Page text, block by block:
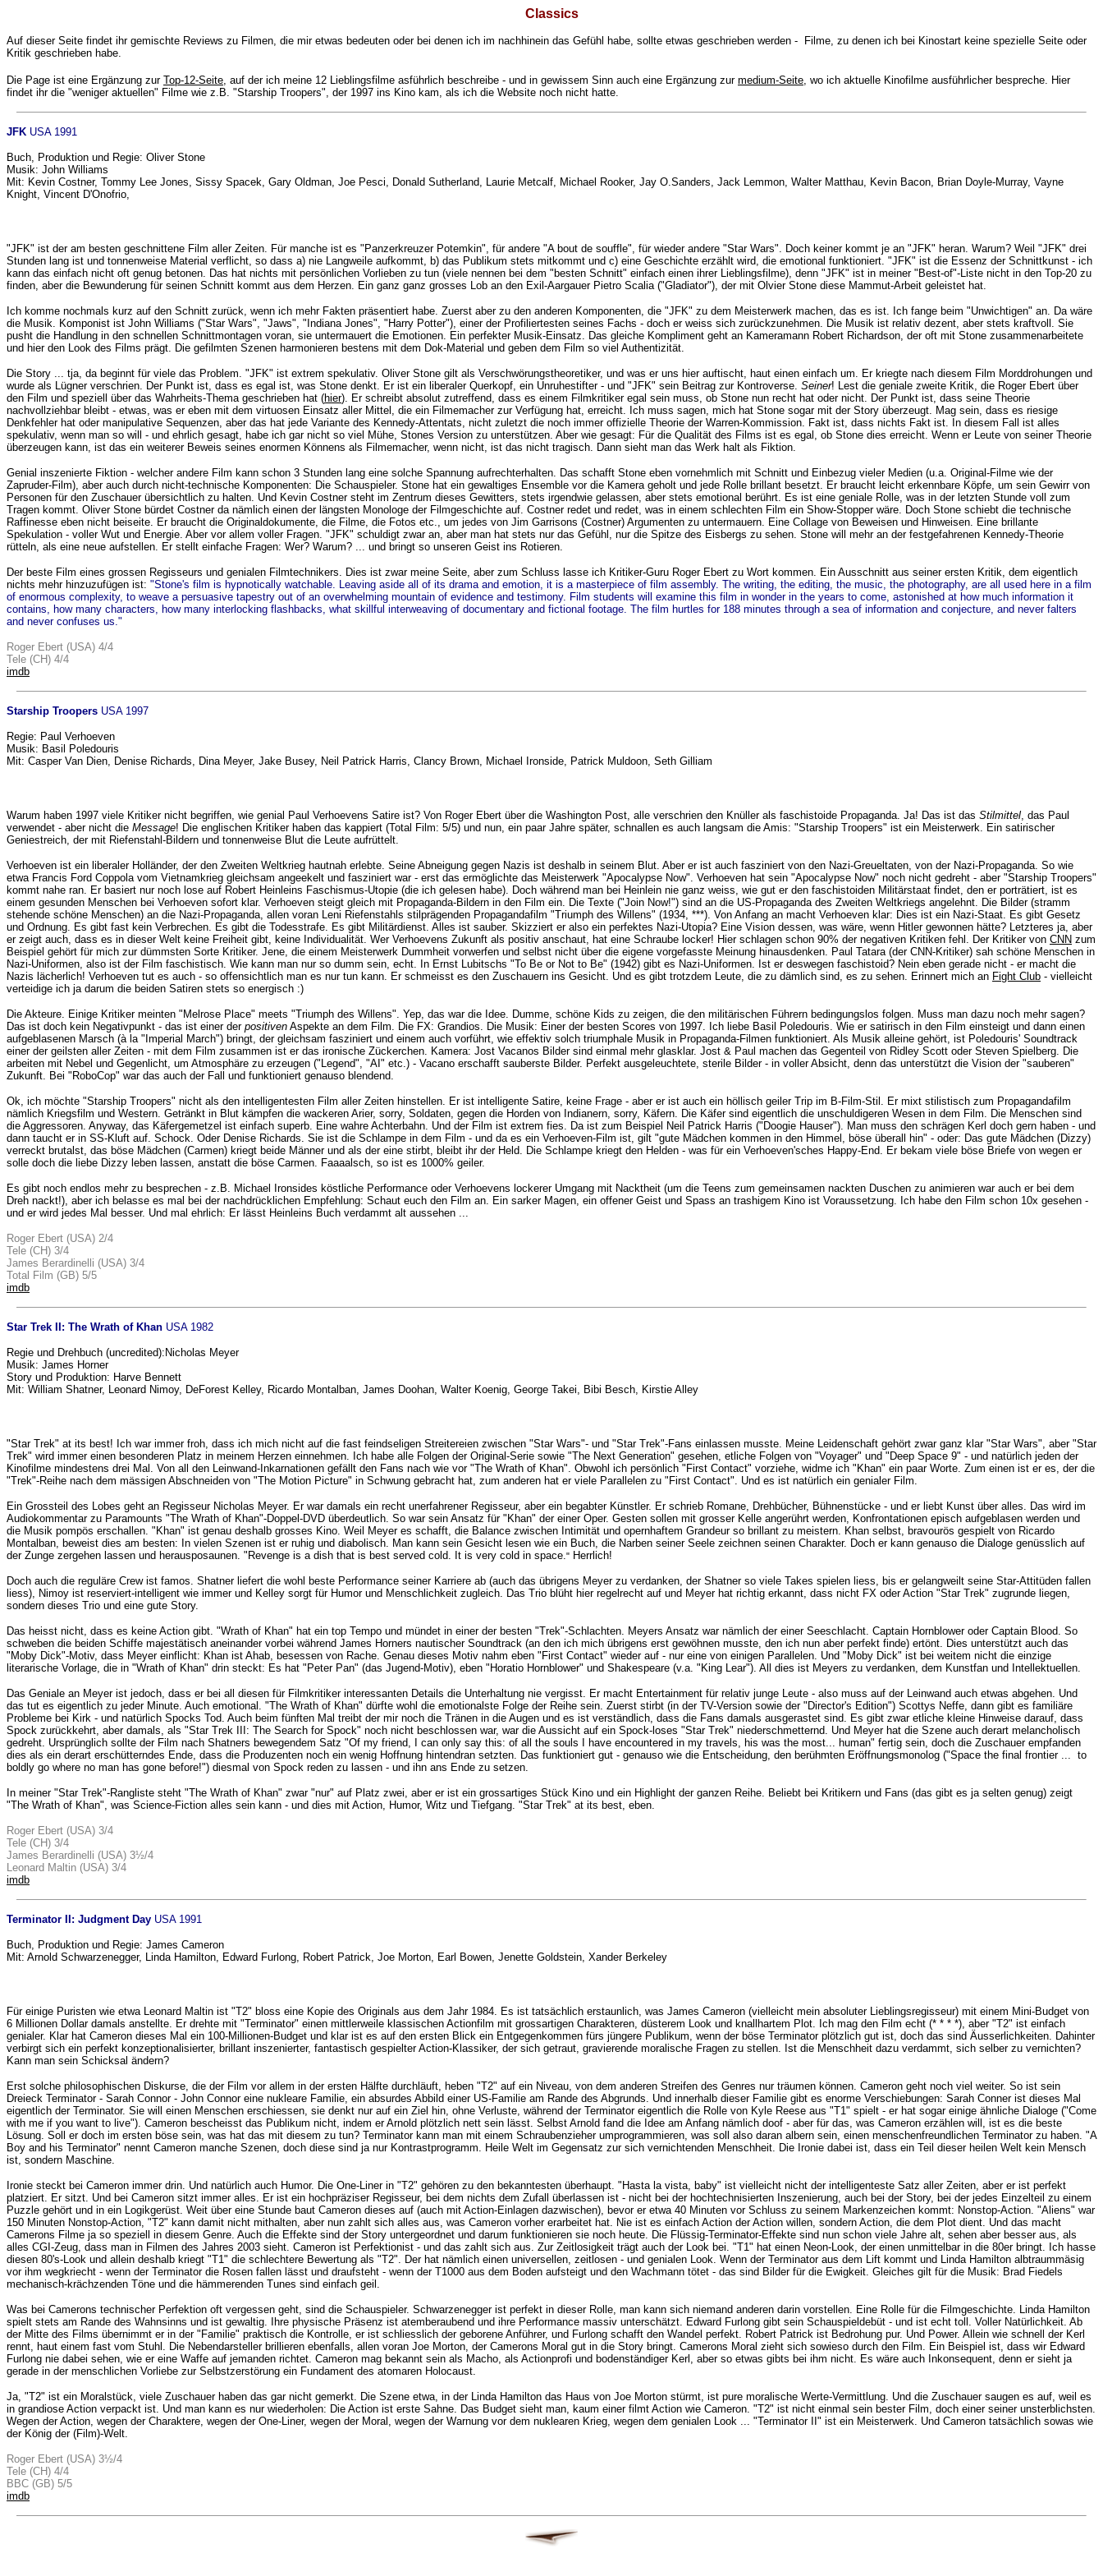
Classics
Auf dieser Seite findet ihr gemischte Reviews zu Filmen, die mir etwas bedeuten oder bei denen ich im nachhinein das Gefühl habe, sollte etwas geschrieben werden - Filme, zu denen ich bei Kinostart keine spezielle Seite oder
Kritik geschrieben habe.
Die Page ist eine Ergänzung zur Top-12-Seite, auf der ich meine 12 Lieblingsfilme asführlich beschreibe - und in gewissem Sinn auch eine Ergänzung zur medium-Seite, wo ich aktuelle Kinofilme ausführlicher bespreche. Hier
findet ihr die "weniger aktuellen" Filme wie z.B. "Starship Troopers", der 1997 ins Kino kam, als ich die Website noch nicht hatte.
JFK USA 1991
Buch, Produktion und Regie: Oliver Stone
Musik: John Williams
Mit: Kevin Costner, Tommy Lee Jones, Sissy Spacek, Gary Oldman, Joe Pesci, Donald Sutherland, Laurie Metcalf, Michael Rooker, Jay O.Sanders, Jack Lemmon, Walter Matthau, Kevin Bacon, Brian Doyle-Murray, Vayne
Knight, Vincent D'Onofrio,
"JFK" ist der am besten geschnittene Film aller Zeiten. Für manche ist es "Panzerkreuzer Potemkin", für andere "A bout de souffle", für wieder andere "Star Wars". Doch keiner kommt je an "JFK" heran. Warum? Weil "JFK" drei
Stunden lang ist und tonnenweise Material verflicht, so dass a) nie Langweile aufkommt, b) das Publikum stets mitkommt und c) eine Geschichte erzählt wird, die emotional funktioniert. "JFK" ist die Essenz der Schnittkunst - ich
kann das einfach nicht oft genug betonen. Das hat nichts mit persönlichen Vorlieben zu tun (viele nennen bei dem "besten Schnitt" einfach einen ihrer Lieblingsfilme), denn "JFK" ist in meiner "Best-of"-Liste nicht in den Top-20 zu
finden, aber die Bewunderung für seinen Schnitt kommt aus dem Herzen. Ein ganz ganz grosses Lob an den Exil-Aargauer Pietro Scalia ("Gladiator"), der mit Olvier Stone diese Mammut-Arbeit geleistet hat.
Ich komme nochmals kurz auf den Schnitt zurück, wenn ich mehr Fakten präsentiert habe. Zuerst aber zu den anderen Komponenten, die "JFK" zu dem Meisterwerk machen, das es ist. Ich fange beim "Unwichtigen" an. Da wäre
die Musik. Komponist ist John Williams ("Star Wars", "Jaws", "Indiana Jones", "Harry Potter"), einer der Profiliertesten seines Fachs - doch er weiss sich zurückzunehmen. Die Musik ist relativ dezent, aber stets kraftvoll. Sie
pusht die Handlung in den schnellen Schnittmontagen voran, sie untermauert die Emotionen. Ein perfekter Musik-Einsatz. Das gleiche Kompliment geht an Kameramann Robert Richardson, der oft mit Stone zusammenarbeitete
und hier den Look des Films prägt. Die gefilmten Szenen harmonieren bestens mit dem Dok-Material und geben dem Film so viel Authentizität.
Die Story ... tja, da beginnt für viele das Problem. "JFK" ist extrem spekulativ. Oliver Stone gilt als Verschwörungstheoretiker, und was er uns hier auftischt, haut einen einfach um. Er kriegte nach diesem Film Morddrohungen und
wurde als Lügner verschrien. Der Punkt ist, dass es egal ist, was Stone denkt. Er ist ein liberaler Querkopf, ein Unruhestifter - und "JFK" sein Beitrag zur Kontroverse. Seiner! Lest die geniale zweite Kritik, die Roger Ebert über
den Film und speziell über das Wahrheits-Thema geschrieben hat (hier). Er schreibt absolut zutreffend, dass es einem Filmkritiker egal sein muss, ob Stone nun recht hat oder nicht. Der Punkt ist, dass seine Theorie
nachvollziehbar bleibt - etwas, was er eben mit dem virtuosen Einsatz aller Mittel, die ein Filmemacher zur Verfügung hat, erreicht. Ich muss sagen, mich hat Stone sogar mit der Story überzeugt. Mag sein, dass es riesige
Denkfehler hat oder manipulative Sequenzen, aber das hat jede Variante des Kennedy-Attentats, nicht zuletzt die noch immer offizielle Theorie der Warren-Kommission. Fakt ist, dass nichts Fakt ist. In diesem Fall ist alles
spekulativ, wenn man so will - und ehrlich gesagt, habe ich gar nicht so viel Mühe, Stones Version zu unterstützen. Aber wie gesagt: Für die Qualität des Films ist es egal, ob Stone dies erreicht. Wenn er Leute von seiner Theorie
überzeugen kann, ist das ein weiterer Beweis seines enormen Könnens als Filmemacher, wenn nicht, ist das nicht tragisch. Dann sieht man das Werk halt als Fiktion.
Genial inszenierte Fiktion - welcher andere Film kann schon 3 Stunden lang eine solche Spannung aufrechterhalten. Das schafft Stone eben vornehmlich mit Schnitt und Einbezug vieler Medien (u.a. Original-Filme wie der
Zapruder-Film), aber auch durch nicht-technische Komponenten: Die Schauspieler. Stone hat ein gewaltiges Ensemble vor die Kamera geholt und jede Rolle brillant besetzt. Er braucht leicht erkennbare Köpfe, um sein Gewirr von
Personen für den Zuschauer übersichtlich zu halten. Und Kevin Costner steht im Zentrum dieses Gewitters, stets irgendwie gelassen, aber stets emotional berührt. Es ist eine geniale Rolle, was in der letzten Stunde voll zum
Tragen kommt. Oliver Stone bürdet Costner da nämlich einen der längsten Monologe der Filmgeschichte auf. Costner redet und redet, was in einem schlechten Film ein Show-Stopper wäre. Doch Stone schiebt die technische
Raffinesse eben nicht beiseite. Er braucht die Originaldokumente, die Filme, die Fotos etc., um jedes von Jim Garrisons (Costner) Argumenten zu untermauern. Eine Collage von Beweisen und Hinweisen. Eine brillante
Spekulation - voller Wut und Energie. Aber vor allem voller Fragen. "JFK" schuldigt zwar an, aber man hat stets nur das Gefühl, nur die Spitze des Eisbergs zu sehen. Stone will mehr an der festgefahrenen Kennedy-Theorie
rütteln, als eine neue aufstellen. Er stellt einfache Fragen: Wer? Warum? ... und bringt so unseren Geist ins Rotieren.
Der beste Film eines grossen Regisseurs und genialen Filmtechnikers. Dies ist zwar meine Seite, aber zum Schluss lasse ich Kritiker-Guru Roger Ebert zu Wort kommen. Ein Ausschnitt aus seiner ersten Kritik, dem eigentlich
nichts mehr hinzuzufügen ist: "Stone's film is hypnotically watchable. Leaving aside all of its drama and emotion, it is a masterpiece of film assembly. The writing, the editing, the music, the photography, are all used here in a film
of enormous complexity, to weave a persuasive tapestry out of an overwhelming mountain of evidence and testimony. Film students will examine this film in wonder in the years to come, astonished at how much information it
contains, how many characters, how many interlocking flashbacks, what skillful interweaving of documentary and fictional footage. The film hurtles for 188 minutes through a sea of information and conjecture, and never falters
and never confuses us."
Roger Ebert (USA) 4/4
Tele (CH) 4/4
imdb
Starship Troopers USA 1997
Regie: Paul Verhoeven
Musik: Basil Poledouris
Mit: Casper Van Dien, Denise Richards, Dina Meyer, Jake Busey, Neil Patrick Harris, Clancy Brown, Michael Ironside, Patrick Muldoon, Seth Gilliam
Warum haben 1997 viele Kritiker nicht begriffen, wie genial Paul Verhoevens Satire ist? Von Roger Ebert über die Washington Post, alle verschrien den Knüller als faschistoide Propaganda. Ja! Das ist das Stilmittel, das Paul
verwendet - aber nicht die Message! Die englischen Kritiker haben das kappiert (Total Film: 5/5) und nun, ein paar Jahre später, schnallen es auch langsam die Amis: "Starship Troopers" ist ein Meisterwerk. Ein satirischer
Geniestreich, der mit Riefenstahl-Bildern und tonnenweise Blut die Leute aufrüttelt.
Verhoeven ist ein liberaler Holländer, der den Zweiten Weltkrieg hautnah erlebte. Seine Abneigung gegen Nazis ist deshalb in seinem Blut. Aber er ist auch fasziniert von den Nazi-Greueltaten, von der Nazi-Propaganda. So wie
etwa Francis Ford Coppola vom Vietnamkrieg gleichsam angeekelt und fasziniert war - erst das ermöglichte das Meisterwerk "Apocalypse Now". Verhoeven hat sein "Apocalypse Now" noch nicht gedreht - aber "Starship Troopers"
kommt nahe ran. Er basiert nur noch lose auf Robert Heinleins Faschismus-Utopie (die ich gelesen habe). Doch während man bei Heinlein nie ganz weiss, wie gut er den faschistoiden Militärstaat findet, den er porträtiert, ist es
einem gesunden Menschen bei Verhoeven sofort klar. Verhoeven steigt gleich mit Propaganda-Bildern in den Film ein. Die Texte ("Join Now!") sind an die US-Propaganda des Zweiten Weltkriegs angelehnt. Die Bilder (stramm
stehende schöne Menschen) an die Nazi-Propaganda, allen voran Leni Riefenstahls stilprägenden Propagandafilm "Triumph des Willens" (1934, ***). Von Anfang an macht Verhoeven klar: Dies ist ein Nazi-Staat. Es gibt Gesetz
und Ordnung. Es gibt fast kein Verbrechen. Es gibt die Todesstrafe. Es gibt Militärdienst. Alles ist sauber. Skizziert er also ein perfektes Nazi-Utopia? Eine Vision dessen, was wäre, wenn Hitler gewonnen hätte? Letzteres ja, aber
er zeigt auch, dass es in dieser Welt keine Freiheit gibt, keine Individualität. Wer Verhoevens Zukunft als positiv anschaut, hat eine Schraube locker! Hier schlagen schon 90% der negativen Kritiken fehl. Der Kritiker von CNN zum
Beispiel gehört für mich zur dümmsten Sorte Kritiker. Jene, die einem Meisterwerk Dummheit vorwerfen und selbst nicht über die eigene vorgefasste Meinung hinausdenken. Paul Tatara (der CNN-Kritiker) sah schöne Menschen in
Nazi-Uniformen, also ist der Film faschistisch. Wie kann man nur so dumm sein, echt. In Ernst Lubitschs "To Be or Not to Be" (1942) gibt es Nazi-Uniformen. Ist er deswegen faschistoid? Nein eben gerade nicht - er macht die
Nazis lächerlich! Verhoeven tut es auch - so offensichtlich man es nur tun kann. Er schmeisst es den Zuschauern ins Gesicht. Und es gibt trotzdem Leute, die zu dämlich sind, es zu sehen. Erinnert mich an Fight Club - vielleicht
verteidige ich ja darum die beiden Satiren stets so energisch :)
Die Akteure. Einige Kritiker meinten "Melrose Place" meets "Triumph des Willens". Yep, das war die Idee. Dumme, schöne Kids zu zeigen, die den militärischen Führern bedingungslos folgen. Muss man dazu noch mehr sagen?
Das ist doch kein Negativpunkt - das ist einer der positiven Aspekte an dem Film. Die FX: Grandios. Die Musik: Einer der besten Scores von 1997. Ich liebe Basil Poledouris. Wie er satirisch in den Film einsteigt und dann einen
aufgeblasenen Marsch (à la "Imperial March") bringt, der gleichsam fasziniert und einem auch vorführt, wie effektiv solch triumphale Musik in Propaganda-Filmen funktioniert. Als Musik alleine gehört, ist Poledouris' Soundtrack
einer der geilsten aller Zeiten - mit dem Film zusammen ist er das ironische Zückerchen. Kamera: Jost Vacanos Bilder sind einmal mehr glasklar. Jost & Paul machen das Gegenteil von Ridley Scott oder Steven Spielberg. Die
arbeiten mit Nebel und Gegenlicht, um Atmosphäre zu erzeugen ("Legend", "AI" etc.) - Vacano erschafft sauberste Bilder. Perfekt ausgeleuchtete, sterile Bilder - in voller Absicht, denn das unterstützt die Vision der "sauberen"
Zukunft. Bei "RoboCop" war das auch der Fall und funktioniert genauso blendend.
Ok, ich möchte "Starship Troopers" nicht als den intelligentesten Film aller Zeiten hinstellen. Er ist intelligente Satire, keine Frage - aber er ist auch ein höllisch geiler Trip im B-Film-Stil. Er mixt stilistisch zum Propagandafilm
nämlich Kriegsfilm und Western. Getränkt in Blut kämpfen die wackeren Arier, sorry, Soldaten, gegen die Horden von Indianern, sorry, Käfern. Die Käfer sind eigentlich die unschuldigeren Wesen in dem Film. Die Menschen sind
die Aggressoren. Anyway, das Käfergemetzel ist einfach superb. Eine wahre Achterbahn. Und der Film ist extrem fies. Da ist zum Beispiel Neil Patrick Harris ("Doogie Hauser"). Man muss den schrägen Kerl doch gern haben - und
dann taucht er in SS-Kluft auf. Schock. Oder Denise Richards. Sie ist die Schlampe in dem Film - und da es ein Verhoeven-Film ist, gilt "gute Mädchen kommen in den Himmel, böse überall hin" - oder: Das gute Mädchen (Dizzy)
verreckt brutalst, das böse Mädchen (Carmen) kriegt beide Männer und als der eine stirbt, bleibt ihr der Held. Die Schlampe kriegt den Helden - was für ein Verhoeven'sches Happy-End. Er bekam viele böse Briefe von wegen er
solle doch die liebe Dizzy leben lassen, anstatt die böse Carmen. Faaaalsch, so ist es 1000% geiler.
Es gibt noch endlos mehr zu besprechen - z.B. Michael Ironsides köstliche Performance oder Verhoevens lockerer Umgang mit Nacktheit (um die Teens zum gemeinsamen nackten Duschen zu animieren war auch er bei dem
Dreh nackt!), aber ich belasse es mal bei der nachdrücklichen Empfehlung: Schaut euch den Film an. Ein sarker Magen, ein offener Geist und Spass an trashigem Kino ist Voraussetzung. Ich habe den Film schon 10x gesehen -
und er wird jedes Mal besser. Und mal ehrlich: Er lässt Heinleins Buch verdammt alt aussehen ...
Roger Ebert (USA) 2/4
Tele (CH) 3/4
James Berardinelli (USA) 3/4
Total Film (GB) 5/5
imdb
Star Trek II: The Wrath of Khan USA 1982
Regie und Drehbuch (uncredited):Nicholas Meyer
Musik: James Horner
Story und Produktion: Harve Bennett
Mit: William Shatner, Leonard Nimoy, DeForest Kelley, Ricardo Montalban, James Doohan, Walter Koenig, George Takei, Bibi Besch, Kirstie Alley
"Star Trek" at its best! Ich war immer froh, dass ich mich nicht auf die fast feindseligen Streitereien zwischen "Star Wars"- und "Star Trek"-Fans einlassen musste. Meine Leidenschaft gehört zwar ganz klar "Star Wars", aber "Star
Trek" wird immer einen besonderen Platz in meinem Herzen einnehmen. Ich habe alle Folgen der Original-Serie sowie "The Next Generation" gesehen, etliche Folgen von "Voyager" und "Deep Space 9" - und natürlich jeden der
Kinofilme mindestens drei Mal. Von all den Leinwand-Inkarnationen gefällt den Fans nach wie vor "The Wrath of Khan". Obwohl ich persönlich "First Contact" vorziehe, widme ich "Khan" ein paar Worte. Zum einen ist er es, der die
"Trek"-Reihe nach dem mässigen Abschneiden von "The Motion Picture" in Schwung gebracht hat, zum anderen hat er viele Parallelen zu "First Contact". Und es ist natürlich ein genialer Film.
Ein Grossteil des Lobes geht an Regisseur Nicholas Meyer. Er war damals ein recht unerfahrener Regisseur, aber ein begabter Künstler. Er schrieb Romane, Drehbücher, Bühnenstücke - und er liebt Kunst über alles. Das wird im
Audiokommentar zu Paramounts "The Wrath of Khan"-Doppel-DVD überdeutlich. So war sein Ansatz für "Khan" der einer Oper. Gesten sollen mit grosser Kelle angerührt werden, Konfrontationen episch aufgeblasen werden und
die Musik pompös erschallen. "Khan" ist genau deshalb grosses Kino. Weil Meyer es schafft, die Balance zwischen Intimität und opernhaftem Grandeur so brillant zu meistern. Khan selbst, bravourös gespielt von Ricardo
Montalban, beweist dies am besten: In vielen Szenen ist er ruhig und diabolisch. Man kann sein Gesicht lesen wie ein Buch, die Narben seiner Seele zeichnen seinen Charakter. Doch er kann genauso die Dialoge genüsslich auf
der Zunge zergehen lassen und herausposaunen. "Revenge is a dish that is best served cold. It is very cold in space." Herrlich!
Doch auch die reguläre Crew ist famos. Shatner liefert die wohl beste Performance seiner Karriere ab (auch das übrigens Meyer zu verdanken, der Shatner so viele Takes spielen liess, bis er gelangweilt seine Star-Attitüden fallen
liess), Nimoy ist reserviert-intelligent wie immer und Kelley sorgt für Humor und Menschlichkeit zugleich. Das Trio blüht hier regelrecht auf und Meyer hat richtig erkannt, dass nicht FX oder Action "Star Trek" zugrunde liegen,
sondern dieses Trio und eine gute Story.
Das heisst nicht, dass es keine Action gibt. "Wrath of Khan" hat ein top Tempo und mündet in einer der besten "Trek"-Schlachten. Meyers Ansatz war nämlich der einer Seeschlacht. Captain Hornblower oder Captain Blood. So
schweben die beiden Schiffe majestätisch aneinander vorbei während James Horners nautischer Soundtrack (an den ich mich übrigens erst gewöhnen musste, den ich nun aber perfekt finde) ertönt. Dies unterstützt auch das
"Moby Dick"-Motiv, dass Meyer einflicht: Khan ist Ahab, besessen von Rache. Genau dieses Motiv nahm eben "First Contact" wieder auf - nur eine von einigen Parallelen. Und "Moby Dick" ist bei weitem nicht die einzige
literarische Vorlage, die in "Wrath of Khan" drin steckt: Es hat "Peter Pan" (das Jugend-Motiv), eben "Horatio Hornblower" und Shakespeare (v.a. "King Lear"). All dies ist Meyers zu verdanken, dem Kunstfan und Intellektuellen.
Das Geniale an Meyer ist jedoch, dass er bei all diesen für Filmkritiker interessanten Details die Unterhaltung nie vergisst. Er macht Entertainment für relativ junge Leute - also muss auf der Leinwand auch etwas abgehen. Und
das tut es eigentlich zu jeder Minute. Auch emotional. "The Wrath of Khan" dürfte wohl die emotionalste Folge der Reihe sein. Zuerst stirbt (in der TV-Version sowie der "Director's Edition") Scottys Neffe, dann gibt es familiäre
Probleme bei Kirk - und natürlich Spocks Tod. Auch beim fünften Mal treibt der mir noch die Tränen in die Augen und es ist verständlich, dass die Fans damals ausgerastet sind. Es gibt zwar etliche kleine Hinweise darauf, dass
Spock zurückkehrt, aber damals, als "Star Trek III: The Search for Spock" noch nicht beschlossen war, war die Aussicht auf ein Spock-loses "Star Trek" niederschmetternd. Und Meyer hat die Szene auch derart melancholisch
gedreht. Ursprünglich sollte der Film nach Shatners bewegendem Satz "Of my friend, I can only say this: of all the souls I have encountered in my travels, his was the most... human" fertig sein, doch die Zuschauer empfanden
dies als ein derart erschütterndes Ende, dass die Produzenten noch ein wenig Hoffnung hintendran setzten. Das funktioniert gut - genauso wie die Entscheidung, den berühmten Eröffnungsmonolog ("Space the final frontier ... to
boldly go where no man has gone before!") diesmal von Spock reden zu lassen - und ihn ans Ende zu setzen.
In meiner "Star Trek"-Rangliste steht "The Wrath of Khan" zwar "nur" auf Platz zwei, aber er ist ein grossartiges Stück Kino und ein Highlight der ganzen Reihe. Beliebt bei Kritikern und Fans (das gibt es ja selten genug) zeigt
"The Wrath of Khan", was Science-Fiction alles sein kann - und dies mit Action, Humor, Witz und Tiefgang. "Star Trek" at its best, eben.
Roger Ebert (USA) 3/4
Tele (CH) 3/4
James Berardinelli (USA) 3½/4
Leonard Maltin (USA) 3/4
imdb
Terminator II: Judgment Day USA 1991
Buch, Produktion und Regie: James Cameron
Mit: Arnold Schwarzenegger, Linda Hamilton, Edward Furlong, Robert Patrick, Joe Morton, Earl Bowen, Jenette Goldstein, Xander Berkeley
Für einige Puristen wie etwa Leonard Maltin ist "T2" bloss eine Kopie des Originals aus dem Jahr 1984. Es ist tatsächlich erstaunlich, was James Cameron (vielleicht mein absoluter Lieblingsregisseur) mit einem Mini-Budget von
6 Millionen Dollar damals anstellte. Er drehte mit "Terminator" einen mittlerweile klassischen Actionfilm mit grossartigen Charakteren, düsterem Look und knallhartem Plot. Ich mag den Film echt (* * * *), aber "T2" ist einfach
genialer. Klar hat Cameron dieses Mal ein 100-Millionen-Budget und klar ist es auf den ersten Blick ein Entgegenkommen fürs jüngere Publikum, wenn der böse Terminator plötzlich gut ist, doch das sind Äusserlichkeiten. Dahinter
verbirgt sich ein perfekt konzeptionalisierter, brillant inszenierter, fantastisch gespielter Action-Klassiker, der sich getraut, gravierende moralische Fragen zu stellen. Ist die Menschheit dazu verdammt, sich selber zu vernichten?
Kann man sein Schicksal ändern?
Erst solche philosophischen Diskurse, die der Film vor allem in der ersten Hälfte durchläuft, heben "T2" auf ein Niveau, von dem anderen Streifen des Genres nur träumen können. Cameron geht noch viel weiter. So ist sein
Dreieck Terminator - Sarah Connor - John Connor eine nukleare Familie, ein absurdes Abbild einer US-Familie am Rande des Abgrunds. Und innerhalb dieser Familie gibt es enorme Verschiebungen: Sarah Conner ist dieses Mal
eigentlich der Terminator. Sie will einen Menschen erschiessen, sie denkt nur auf ein Ziel hin, ohne Verluste, während der Terminator eigentlich die Rolle von Kyle Reese aus "T1" spielt - er hat sogar einige ähnliche Dialoge ("Come
with me if you want to live"). Cameron bescheisst das Publikum nicht, indem er Arnold plötzlich nett sein lässt. Selbst Arnold fand die Idee am Anfang nämlich doof - aber für das, was Cameron erzählen will, ist es die beste
Lösung. Soll er doch im ersten böse sein, was hat das mit diesem zu tun? Terminator kann man mit einem Schraubenzieher umprogrammieren, was soll also daran albern sein, einen menschenfreundlichen Terminator zu haben. "A
Boy and his Terminator" nennt Cameron manche Szenen, doch diese sind ja nur Kontrastprogramm. Heile Welt im Gegensatz zur sich vernichtenden Menschheit. Die Ironie dabei ist, dass ein Teil dieser heilen Welt kein Mensch
ist, sondern Maschine.
Ironie steckt bei Cameron immer drin. Und natürlich auch Humor. Die One-Liner in "T2" gehören zu den bekanntesten überhaupt. "Hasta la vista, baby" ist vielleicht nicht der intelligenteste Satz aller Zeiten, aber er ist perfekt
platziert. Er sitzt. Und bei Cameron sitzt immer alles. Er ist ein hochpräziser Regisseur, bei dem nichts dem Zufall überlassen ist - nicht bei der hochtechnisierten Inszenierung, auch bei der Story, bei der jedes Einzelteil zu einem
Puzzle gehört und in ein Logikgerüst. Weit über eine Stunde baut Cameron dieses auf (auch mit Action-Einlagen dazwischen), bevor er etwa 40 Minuten vor Schluss zu seinem Markenzeichen kommt: Nonstop-Action. "Aliens" war
150 Minuten Nonstop-Action, "T2" kann damit nicht mithalten, aber nun zahlt sich alles aus, was Cameron vorher erarbeitet hat. Nie ist es einfach Action der Action willen, sondern Action, die dem Plot dient. Und das macht
Camerons Filme ja so speziell in diesem Genre. Auch die Effekte sind der Story untergeordnet und darum funktionieren sie noch heute. Die Flüssig-Terminator-Effekte sind nun schon viele Jahre alt, sehen aber besser aus, als
alles CGI-Zeug, dass man in Filmen des Jahres 2003 sieht. Cameron ist Perfektionist - und das zahlt sich aus. Zur Zeitlosigkeit trägt auch der Look bei. "T1" hat einen Neon-Look, der einen unmittelbar in die 80er bringt. Ich hasse
diesen 80's-Look und allein deshalb kriegt "T1" die schlechtere Bewertung als "T2". Der hat nämlich einen universellen, zeitlosen - und genialen Look. Wenn der Terminator aus dem Lift kommt und Linda Hamilton albtraummäsig
vor ihm wegkriecht - wenn der Terminator die Rosen fallen lässt und draufsteht - wenn der T1000 aus dem Boden aufsteigt und den Wachmann tötet - das sind Bilder für die Ewigkeit. Gleiches gilt für die Musik: Brad Fiedels
mechanisch-krächzenden Töne und die hämmerenden Tunes sind einfach geil.
Was bei Camerons technischer Perfektion oft vergessen geht, sind die Schauspieler. Schwarzenegger ist perfekt in dieser Rolle, man kann sich niemand anderen darin vorstellen. Eine Rolle für die Filmgeschichte. Linda Hamilton
spielt stets am Rande des Wahnsinns und ist gewaltig. Ihre physische Präsenz ist atemberaubend und ihre Performance massiv unterschätzt. Edward Furlong gibt sein Schauspieldebüt - und ist echt toll. Voller Natürlichkeit. Ab
der Mitte des Films übernimmt er in der "Familie" praktisch die Kontrolle, er ist schliesslich der geborene Anführer, und Furlong schafft den Wandel perfekt. Robert Patrick ist Bedrohung pur. Und Power. Allein wie schnell der Kerl
rennt, haut einem fast vom Stuhl. Die Nebendarsteller brillieren ebenfalls, allen voran Joe Morton, der Camerons Moral gut in die Story bringt. Camerons Moral zieht sich sowieso durch den Film. Ein Beispiel ist, dass wir Edward
Furlong nie dabei sehen, wie er eine Waffe auf jemanden richtet. Cameron mag bekannt sein als Macho, als Actionprofi und bodenständiger Kerl, aber so etwas gibts bei ihm nicht. Es wäre auch Inkonsequent, denn er sieht ja
gerade in der menschlichen Vorliebe zur Selbstzerstörung ein Fundament des atomaren Holocaust.
Ja, "T2" ist ein Moralstück, viele Zuschauer haben das gar nicht gemerkt. Die Szene etwa, in der Linda Hamilton das Haus von Joe Morton stürmt, ist pure moralische Werte-Vermittlung. Und die Zuschauer saugen es auf, weil es
in grandiose Action verpackt ist. Und man kann es nur wiederholen: Die Action ist erste Sahne. Das Budget sieht man, kaum einer filmt Action wie Cameron. "T2" ist nicht einmal sein bester Film, doch einer seiner unsterblichsten.
Wegen der Action, wegen der Charaktere, wegen der One-Liner, wegen der Moral, wegen der Warnung vor dem nuklearen Krieg, wegen dem genialen Look ... "Terminator II" ist ein Meisterwerk. Und Cameron tatsächlich sowas wie
der König der (Film)-Welt.
Roger Ebert (USA) 3½/4
Tele (CH) 4/4
BBC (GB) 5/5
imdb